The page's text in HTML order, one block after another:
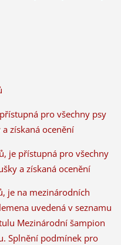
pro všechny psy
získaná ocenění
je přístupná pro všechny
a získaná ocenění
je na mezinárodních
uvedená v seznamu
Mezinárodní šampion
Splnění podmínek pro